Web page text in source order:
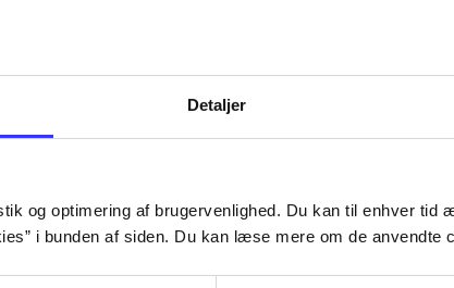
Detaljer
og optimering af brugervenlighed. Du kan til enhver tid
i bunden af siden. Du kan læse mere om de anvendte